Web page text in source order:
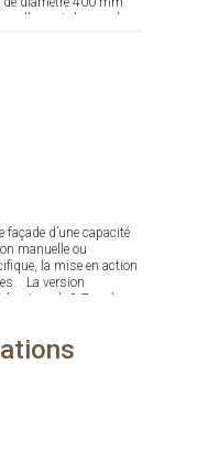
sont de grand
une rotation complète
même en charge
action sur chantier se
pourvu d’un frein de
façade d’une capacité
manuelle ou
la mise en action
La version
hauteur de 8,7 m, le
accessoires